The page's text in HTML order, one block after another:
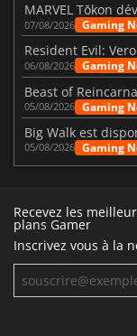
07/08/2026 Gaming
06/08/2026 Gaming
05/08/2026 Gaming
05/08/2026 Gaming
Recevez les
plans Gamer
Inscrivez vous à la